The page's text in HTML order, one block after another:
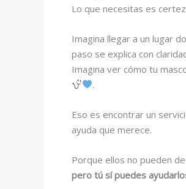
Lo que necesitas es
Imagina llegar a un lugar
paso se explica con
Imagina ver cómo tu
.
Eso es encontrar un
ayuda que merece.
Porque ellos no pueden
pero tú sí puedes